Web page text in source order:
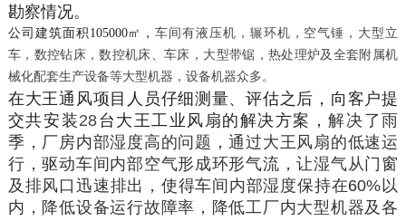
勘察情况。
公司建筑面积105000㎡，车间有液压机，辗环机，空气锤，大型立
车，数控钻床，数控机床、车床，大型带锯，热处理炉及全套附属机
械化配套生产设备等大型机器，设备机器众多。
在大王通风项目人员仔细测量、评估之后，向客户提
交共安装28台大王工业风扇的解决方案，解决了雨
季，厂房内部湿度高的问题，通过大王风扇的低速运
行，驱动车间内部空气形成环形气流，让湿气从门窗
及排风口迅速排出，使得车间内部湿度保持在60%以
内，降低设备运行故障率，降低工厂内大型机器及各